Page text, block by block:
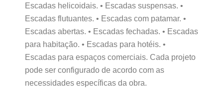
Escadas helicoidais. • Escadas suspensas. •
Escadas flutuantes. • Escadas com patamar. •
Escadas abertas. • Escadas fechadas. • Escadas
para habitação. • Escadas para hotéis. •
Escadas para espaços comerciais. Cada projeto
pode ser configurado de acordo com as
necessidades específicas da obra.